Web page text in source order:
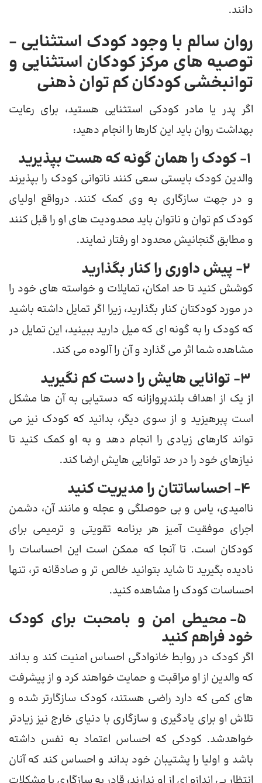
دانند.
روان سالم با وجود کودک استثنایی –
توصیه های مرکز کودکان استثنایی و
توانبخشی کودکان کم توان ذهنی
اگر پدر یا مادر کودکی استثنایی هستید، برای رعایت
بهداشت روان باید این کارها را انجام دهید:
1- کودک را همان گونه که هست بپذیرید
والدین کودک بایستی سعی کنند ناتوانی کودک را بپذیرند
و در جهت سازگاری به وی کمک کنند. درواقع اولیای
کودک کم توان و ناتوان باید محدودیت های او را قبل کنند
و مطابق گنجانیش محدود او رفتار نمایند.
2- پیش داوری را کنار بگذارید
کوشش کنید تا حد امکان، تمایلات و خواسته های خود را
در مورد کودکتان کنار بگذارید، زیرا اگر تمایل داشته باشید
که کودک را به گونه ای که میل دارید ببینید، این تمایل در
مشاهده شما اثر می گذارد و آن را آلوده می کند.
3- توانایی هایش را دست کم نگیرید
از یک از اهداف بلندپروازانه که دستیابی به آن ها مشکل
است پبرهیزید و از سوی دیگر، بدانید که کودک نیز می
تواند کارهای زیادی را انجام دهد و به او کمک کنید تا
نیازهای خود را در حد توانایی هایش ارضا کند.
4- احساساتتان را مدیریت کنید
ناامیدی، یاس و بی حوصلگی و عجله و مانند آن، دشمن
اجرای موفقیت آمیز هر برنامه تقویتی و ترمیمی برای
کودکان است. تا آنجا که ممکن است این احساسات را
نادیده بگیرید تا شاید بتوانید خالص تر و صادقانه تر، تنها
احساسات کودک را مشاهده کنید.
5- محیطی امن و بامحبت برای کودک
خود فراهم کنید
اگر کودک در روابط خانوادگی احساس امنیت کند و بداند
که والدین از او مراقبت و حمایت خواهند کرد و از پیشرفت
های کمی که دارد راضی هستند، کودک سازگارتر شده و
تلاش او برای یادگیری و سازگاری با دنیای خارج نیز زیادتر
خواهدشد. کودکی که احساس اعتماد به نفس داشته
باشد و اولیا را پشتیبان خود بداند و احساس کند که آنان